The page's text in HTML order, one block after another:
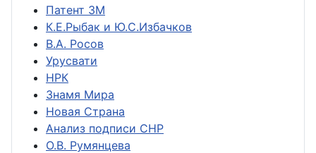
Патент ЗМ
К.Е.Рыбак и Ю.С.Избачков
В.А. Росов
Урусвати
НРК
Знамя Мира
Новая Страна
Анализ подписи СНР
О.В. Румянцева